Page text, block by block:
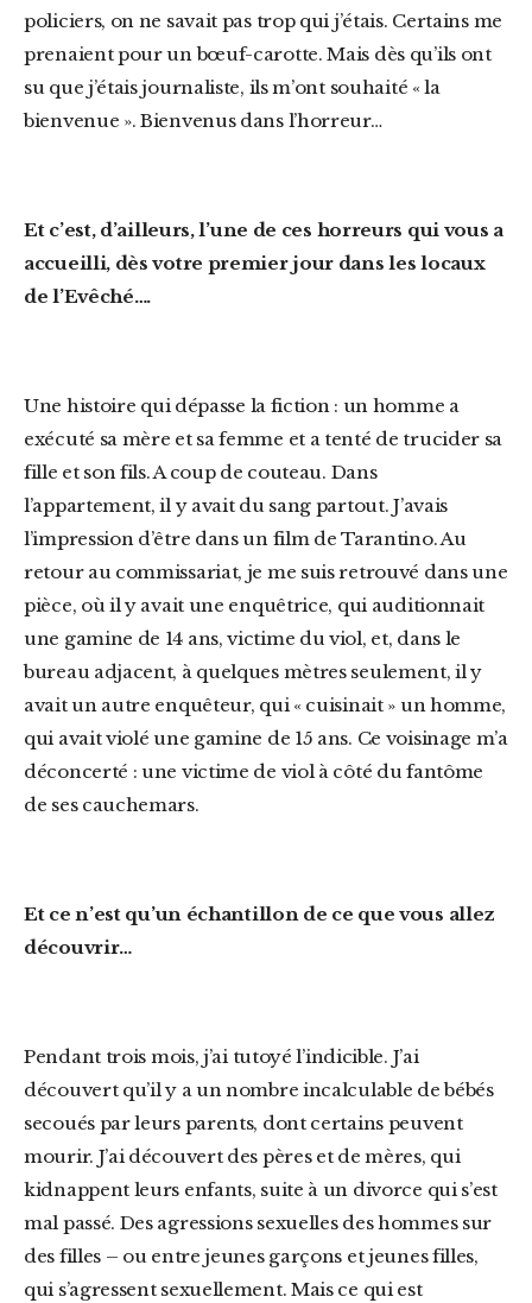
policiers, on ne savait pas trop qui j’étais. Certains me
prenaient pour un bœuf-carotte. Mais dès qu’ils ont
su que j’étais journaliste, ils m’ont souhaité « la
bienvenue ». Bienvenus dans l’horreur…
Et c’est, d’ailleurs, l’une de ces horreurs qui vous a
accueilli, dès votre premier jour dans les locaux
de l’Evêché….
Une histoire qui dépasse la fiction : un homme a
exécuté sa mère et sa femme et a tenté de trucider sa
fille et son fils. A coup de couteau. Dans
l’appartement, il y avait du sang partout. J’avais
l’impression d’être dans un film de Tarantino. Au
retour au commissariat, je me suis retrouvé dans une
pièce, où il y avait une enquêtrice, qui auditionnait
une gamine de 14 ans, victime du viol, et, dans le
bureau adjacent, à quelques mètres seulement, il y
avait un autre enquêteur, qui « cuisinait » un homme,
qui avait violé une gamine de 15 ans. Ce voisinage m’a
déconcerté : une victime de viol à côté du fantôme
de ses cauchemars.
Et ce n’est qu’un échantillon de ce que vous allez
découvrir…
Pendant trois mois, j’ai tutoyé l’indicible. J’ai
découvert qu’il y a un nombre incalculable de bébés
secoués par leurs parents, dont certains peuvent
mourir. J’ai découvert des pères et de mères, qui
kidnappent leurs enfants, suite à un divorce qui s’est
mal passé. Des agressions sexuelles des hommes sur
des filles – ou entre jeunes garçons et jeunes filles,
qui s’agressent sexuellement. Mais ce qui est